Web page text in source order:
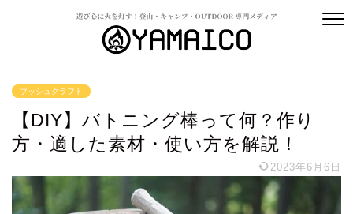
ブッシュクラフト
【DIY】バトニング棒って何？作り
方・適した素材・使い方を解説！
2023年6月6日